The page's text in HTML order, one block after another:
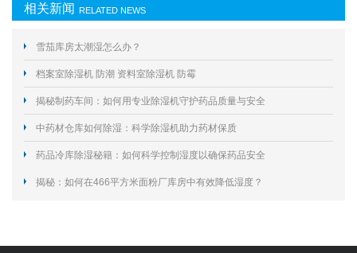
相关新闻 RELATED NEWS
雪茄库房太潮湿怎么办？
档案室除湿机 防潮 资料室除湿机 防霉
揭秘制药车间：如何用专业除湿机守护药品质量与安全
中药材仓库如何除湿：科学除湿机助力药材保质
药品冷库除湿秘籍：如何科学控制湿度以确保药品安全
揭秘：如何在466平方米面粉厂库房中有效降低湿度？